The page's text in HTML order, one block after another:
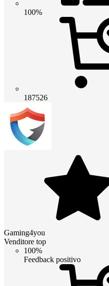
100%
187526
Gaming4you
Venditore top
100%
Feedback positivo